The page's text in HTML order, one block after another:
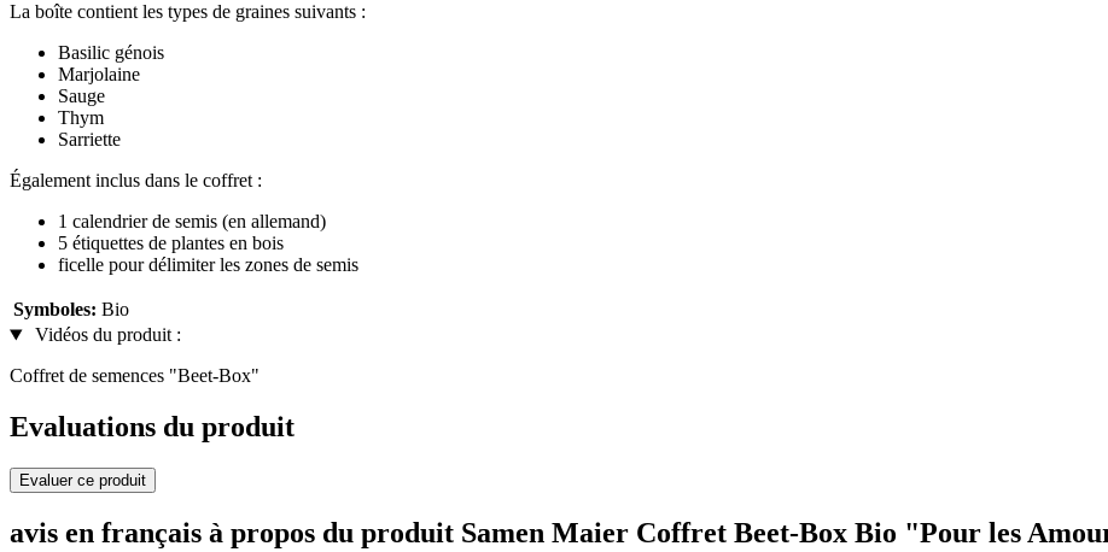
La boîte contient les types de graines suivants :
Basilic génois
Marjolaine
Sauge
Thym
Sarriette
Également inclus dans le coffret :
1 calendrier de semis (en allemand)
5 étiquettes de plantes en bois
ficelle pour délimiter les zones de semis
Symboles: Bio
Vidéos du produit :
Coffret de semences "Beet-Box"
Evaluations du produit
Evaluer ce produit
avis en français à propos du produit Samen Maier Coffret Beet-Box Bio "Pour les